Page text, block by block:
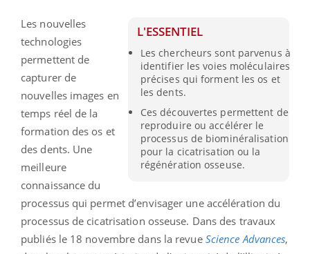
L'ESSENTIEL
Les chercheurs sont parvenus à
identifier les voies moléculaires
précises qui forment les os et
les dents.
Ces découvertes permettent de
reproduire ou accélérer le
processus de biominéralisation
pour la cicatrisation ou la
régénération osseuse.
Les nouvelles
technologies
permettent de
capturer de
nouvelles images en
temps réel de la
formation des os et
des dents. Une
meilleure
connaissance du
processus qui permet d’envisager une accélération du
processus de cicatrisation osseuse. Dans des travaux
publiés le 18 novembre dans la revue Science Advances,